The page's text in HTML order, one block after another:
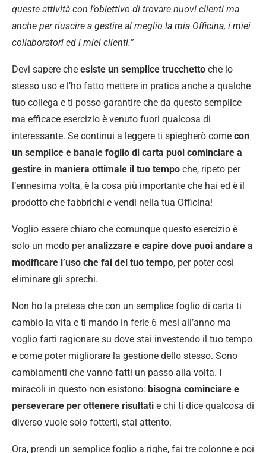
queste attività con l’obiettivo di trovare nuovi clienti ma
anche per riuscire a gestire al meglio la mia Officina, i miei
collaboratori ed i miei clienti.”
Devi sapere che esiste un semplice trucchetto che io
stesso uso e l’ho fatto mettere in pratica anche a qualche
tuo collega e ti posso garantire che da questo semplice
ma efficace esercizio è venuto fuori qualcosa di
interessante. Se continui a leggere ti spiegherò come con
un semplice e banale foglio di carta puoi cominciare a
gestire in maniera ottimale il tuo tempo che, ripeto per
l’ennesima volta, è la cosa più importante che hai ed è il
prodotto che fabbrichi e vendi nella tua Officina!
Voglio essere chiaro che comunque questo esercizio è
solo un modo peranalizzare e capire dove puoi andare a
modificare l’uso che fai del tuo tempo, per poter così
eliminare gli sprechi.
Non ho la pretesa che con un semplice foglio di carta ti
cambio la vita e ti mando in ferie 6 mesi all’anno ma
voglio farti ragionare su dove stai investendo il tuo tempo
e come poter migliorare la gestione dello stesso. Sono
cambiamenti che vanno fatti un passo alla volta. I
miracoli in questo non esistono: bisogna cominciare e
perseverare per ottenere risultati e chi ti dice qualcosa di
diverso vuole solo fotterti, stai attento.
Ora, prendi un semplice foglio a righe, fai tre colonne e poi